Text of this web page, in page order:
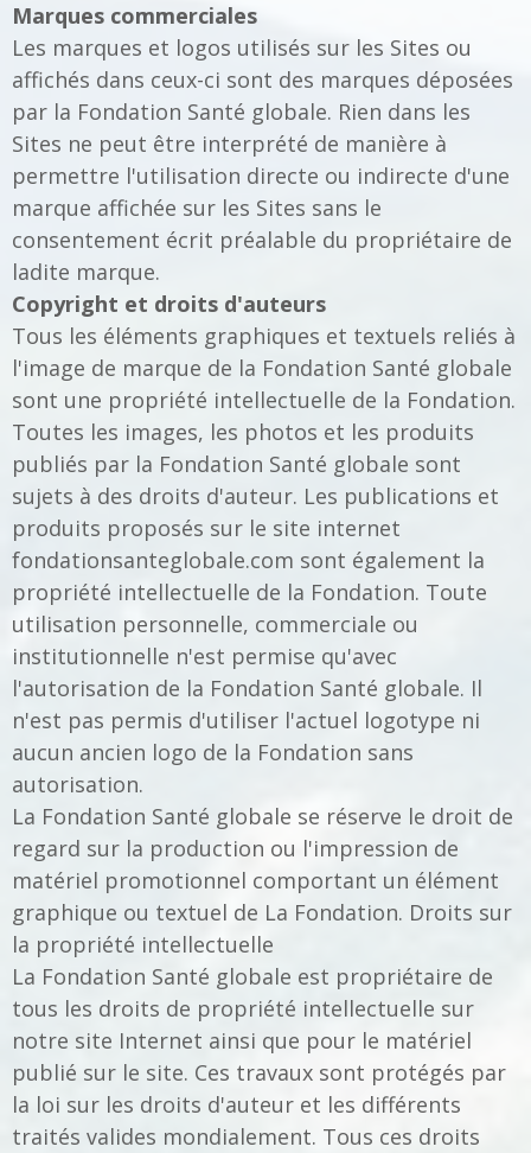
Marques commerciales
Les marques et logos utilisés sur les Sites ou
affichés dans ceux-ci sont des marques déposées
par la Fondation Santé globale. Rien dans les
Sites ne peut être interprété de manière à
permettre l'utilisation directe ou indirecte d'une
marque affichée sur les Sites sans le
consentement écrit préalable du propriétaire de
ladite marque.
Copyright et droits d'auteurs
Tous les éléments graphiques et textuels reliés à
l'image de marque de la Fondation Santé globale
sont une propriété intellectuelle de la Fondation.
Toutes les images, les photos et les produits
publiés par la Fondation Santé globale sont
sujets à des droits d'auteur. Les publications et
produits proposés sur le site internet
fondationsanteglobale.com sont également la
propriété intellectuelle de la Fondation. Toute
utilisation personnelle, commerciale ou
institutionnelle n'est permise qu'avec
l'autorisation de la Fondation Santé globale. Il
n'est pas permis d'utiliser l'actuel logotype ni
aucun ancien logo de la Fondation sans
autorisation.
La Fondation Santé globale se réserve le droit de
regard sur la production ou l'impression de
matériel promotionnel comportant un élément
graphique ou textuel de La Fondation. Droits sur
la propriété intellectuelle
La Fondation Santé globale est propriétaire de
tous les droits de propriété intellectuelle sur
notre site Internet ainsi que pour le matériel
publié sur le site. Ces travaux sont protégés par
la loi sur les droits d'auteur et les différents
traités valides mondialement. Tous ces droits